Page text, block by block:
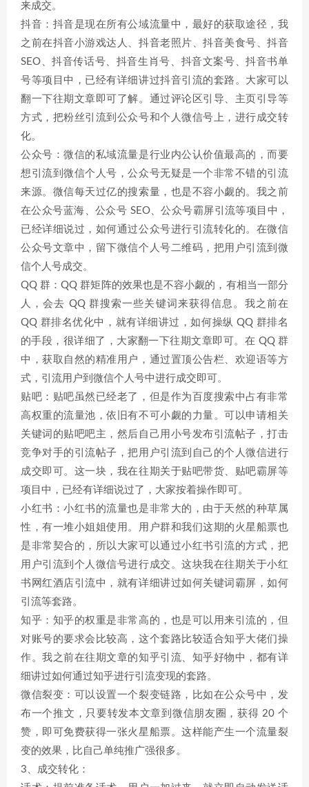
来成交。
抖音：抖音是现在所有公域流量中，最好的获取途径，我
之前在抖音小游戏达人、抖音老照片、抖音美食号、抖音
SEO、抖音传话号、抖音生肖号、抖音文案号、抖音书单
号等项目中，已经有详细讲过抖音引流的套路。大家可以
翻一下往期文章即可了解。通过评论区引导、主页引导等
方式，把粉丝引流到公众号和个人微信号上，进行成交转
化。
公众号：微信的私域流量是行业内公认价值最高的，而要
想引流到微信个人号，公众号无疑是一个非常不错的引流
来源。微信每天过亿的搜索量，也是不容小觑的。我之前
在公众号蓝海、公众号 SEO、公众号霸屏引流等项目中，
已经详细说过，如何通过公众号进行引流转化的。在微信
公众号文章中，留下微信个人号二维码，把用户引流到微
信个人号成交。
QQ 群：QQ 群矩阵的效果也是不容小觑的，有相当一部分
人，会去 QQ 群搜索一些关键词来获得信息。我之前在
QQ 群排名优化中，就有详细讲过，如何操纵 QQ 群排名
的手段，很详细了，大家翻一下往期文章即可。在 QQ 群
中，获取自然的精准用户，通过置顶公告栏、欢迎语等方
式，引流用户到微信个人号中进行成交即可。
贴吧：贴吧虽然已经老了，但是作为百度搜索中占有非常
高权重的流量池，依旧有不可小觑的力量。可以申请相关
关键词的贴吧吧主，然后自己用小号发布引流帖子，打击
竞争对手的引流帖子，把用户引流到自己的个人微信进行
成交即可。这一块，我在往期关于贴吧带货、贴吧霸屏等
项目中，已经有详细说过了，大家按着操作即可。
小红书：小红书的流量也是非常大的，由于天然的种草属
性，有一堆小姐姐使用。用户群和我们这期的火星船票也
是非常契合的，所以大家可以通过小红书引流的方式，把
用户引流到个人微信号进行成交。这块我在往期关于小红
书网红酒店引流中，就有详细讲过如何关键词霸屏，如何
引流等套路。
知乎：知乎的权重是非常高的，也是可以用来引流的，但
对账号的要求会比较高，这个套路比较适合知乎大佬们操
作。我之前在往期文章的知乎引流、知乎好物中，都有详
细讲过如何通过知乎进行引流变现的套路。
微信裂变：可以设置一个裂变链路，比如在公众号中，发
布一个推文，只要转发本文章到微信朋友圈，获得 20 个
赞，即可免费获得一张火星船票。这样能产生一个流量裂
变的效果，比自己单纯推广强很多。
3、成交转化：